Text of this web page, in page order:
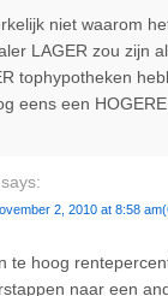
niet waarom
LAGER zou zijn
tophypotheken
eens een
says:
2, 2010 at 8:58 am
te hoog
naar een